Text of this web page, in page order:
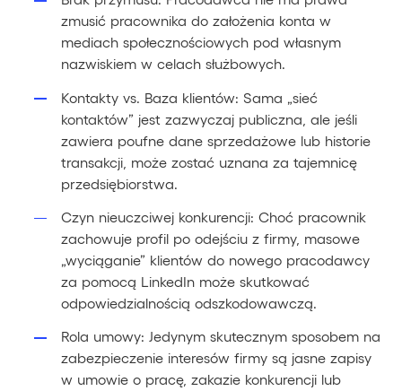
zmusić pracownika do założenia konta w
mediach społecznościowych pod własnym
nazwiskiem w celach służbowych.
Kontakty vs. Baza klientów: Sama „sieć
kontaktów” jest zazwyczaj publiczna, ale jeśli
zawiera poufne dane sprzedażowe lub historie
transakcji, może zostać uznana za tajemnicę
przedsiębiorstwa.
Czyn nieuczciwej konkurencji: Choć pracownik
zachowuje profil po odejściu z firmy, masowe
„wyciąganie” klientów do nowego pracodawcy
za pomocą LinkedIn może skutkować
odpowiedzialnością odszkodowawczą.
Rola umowy: Jedynym skutecznym sposobem na
zabezpieczenie interesów firmy są jasne zapisy
w umowie o pracę, zakazie konkurencji lub